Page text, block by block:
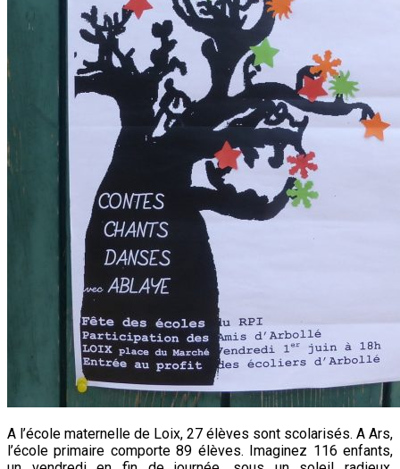
A l’école maternelle de Loix, 27 élèves sont scolarisés. A Ars,
l’école primaire comporte 89 élèves. Imaginez 116 enfants,